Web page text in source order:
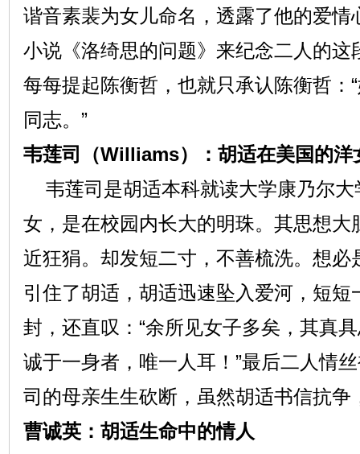
谐音素裴为女儿命名，透露了他的爱情
小说《洛绮思的问题》来纪念二人的这
每每提起陈衡哲，也就只承认陈衡哲：
同志。”
韦莲司（Williams）：胡适在美国的洋
韦莲司是胡适本科就读大学康乃尔大
女，是在校园内长大的明珠。其思想大
近狂狷。却发短二寸，不善梳洗。想必
引住了胡适，胡适迅速坠入爱河，短短
封，还直叹：“余所见女子多矣，其真
诚于一身者，唯一人耳！”最后二人情
司的母亲生生砍断，虽然胡适书信抗争
曹诚英：胡适生命中的情人